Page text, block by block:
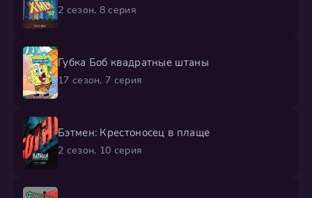
2 сезон, 8 серия
Губка Боб квадратные штаны
17 сезон, 7 серия
Бэтмен: Крестоносец в плаще
2 сезон, 10 серия